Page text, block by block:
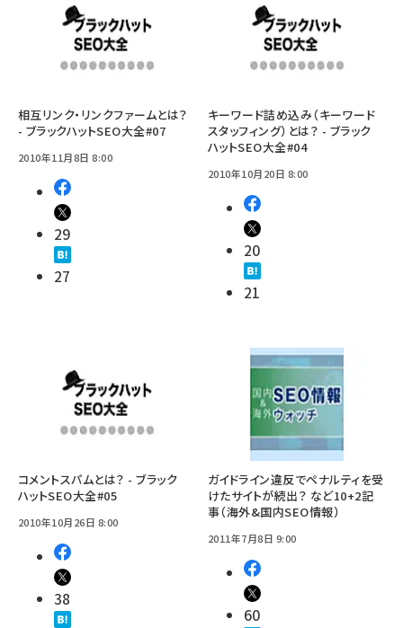
相互リンク・リンクファームとは？
- ブラックハットSEO大全#07
2010年11月8日 8:00
29
27
キーワード詰め込み（キーワード
スタッフィング）とは？ - ブラック
ハットSEO大全#04
2010年10月20日 8:00
20
21
コメントスパムとは？ - ブラック
ハットSEO大全#05
2010年10月26日 8:00
38
ガイドライン違反でペナルティを受
けたサイトが続出？ など10+2記
事（海外&国内SEO情報）
2011年7月8日 9:00
60